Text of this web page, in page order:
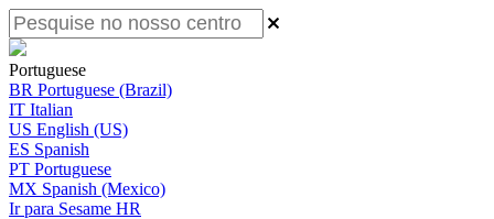
Portuguese
BR Portuguese (Brazil)
IT Italian
US English (US)
ES Spanish
PT Portuguese
MX Spanish (Mexico)
Ir para Sesame HR